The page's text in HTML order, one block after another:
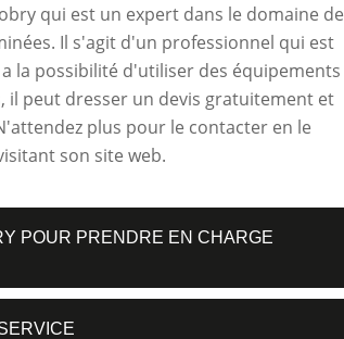
qui est un expert dans le domaine de
Il s'agit d'un professionnel qui est
la possibilité d'utiliser des équipements
il peut dresser un devis gratuitement et
plus pour le contacter en le
son site web.
POUR PRENDRE EN CHARGE